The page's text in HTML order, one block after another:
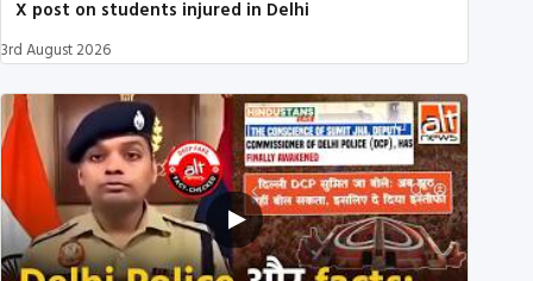
X post on students injured in Delhi
3rd August 2026